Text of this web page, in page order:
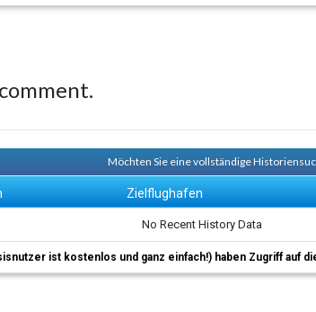
Möchten Sie eine vollständige
Zielflughafen
No Recent History Data
ist kostenlos und ganz einfach!) haben Zugriff auf